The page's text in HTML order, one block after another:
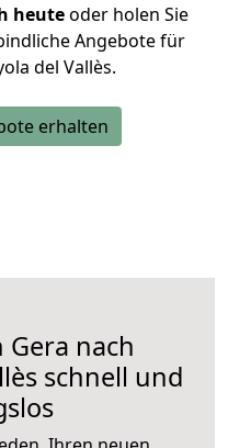
heuteoder holen Sie
Angebote für
del Vallès.
erhalten
nach
schnell und